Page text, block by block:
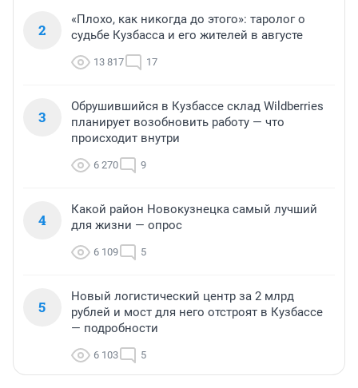
2
«Плохо, как никогда до этого»: таролог о
судьбе Кузбасса и его жителей в августе
13 817 17
3
Обрушившийся в Кузбассе склад Wildberries
планирует возобновить работу — что
происходит внутри
6 270 9
4
Какой район Новокузнецка самый лучший
для жизни — опрос
6 109 5
5
Новый логистический центр за 2 млрд
рублей и мост для него отстроят в Кузбассе
— подробности
6 103 5